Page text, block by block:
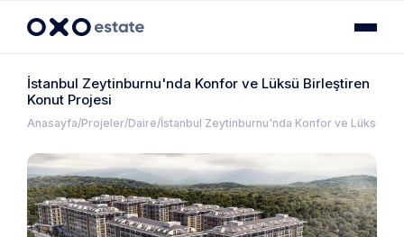
İstanbul Zeytinburnu'nda Konfor ve Lüksü Birleştiren
Konut Projesi
Anasayfa Projeler Daire İstanbul Zeytinburnu'nda Konfor ve Lüksü